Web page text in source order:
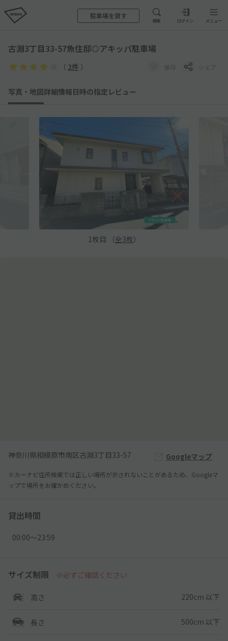
駐車場を貸す
検索 ログイン メニュー
古淵3丁目33-57魚住邸◎アキッパ駐車場
（ 2件 ） 保存 シェア
写真・地図詳細情報日時の指定 レビュー
1 枚目 （全3枚）
神奈川県相模原市南区古淵3丁目33-57 Googleマップ
※カーナビ住所検索では正しい場所が示されないことがあるため、Googleマ
ップで場所をお確かめください。
貸出時間
00:00〜23:59
サイズ制限 ※必ずご確認ください
高さ 220cm 以下
長さ 500cm 以下